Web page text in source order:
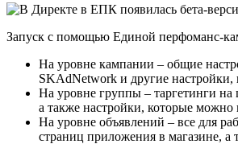
Запуск с помощью Единой перфоманс-
На уровне кампании – общие
SKAdNetwork и другие
На уровне группы – таргетинги на
а также настройки, которые можно
На уровне объявлений – все для
страниц приложения в магазине, а